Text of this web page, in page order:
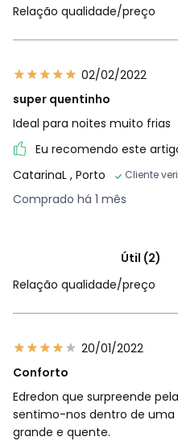
Relação qualidade/preço
02/02/2022
super quentinho
Ideal para noites muito frias
Eu recomendo este
CatarinaL , Porto Cliente
Comprado há 1 mês
Útil (2)
Relação qualidade/preço
20/01/2022
Conforto
Edredon que surpreende
sentimo-nos dentro de
grande e quente.